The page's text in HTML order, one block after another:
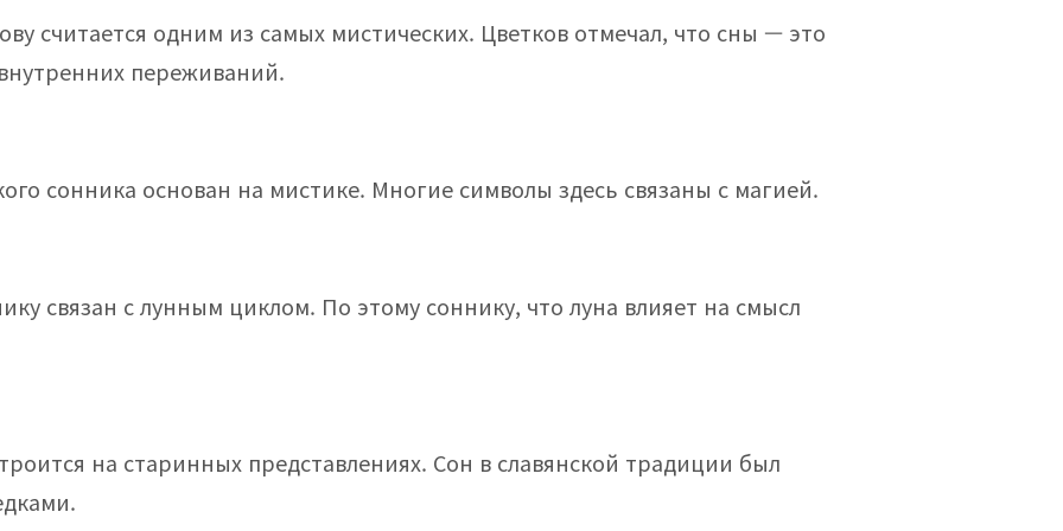
считается одним из самых мистических. Цветков отмечал, что сны — это
переживаний.
сонника основан на мистике. Многие символы здесь связаны с магией.
связан с лунным циклом. По этому соннику, что луна влияет на смысл
на старинных представлениях. Сон в славянской традиции был